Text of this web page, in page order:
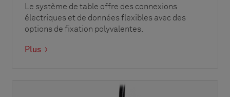
Le système de table offre des connexions
électriques et de données flexibles avec des
options de fixation polyvalentes.
Plus